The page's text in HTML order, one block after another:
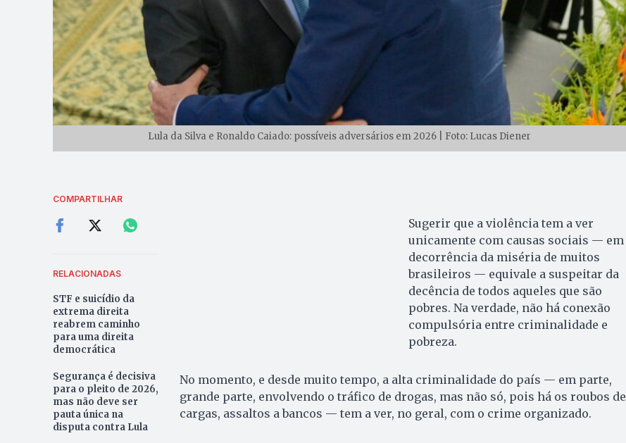
Lula da Silva e Ronaldo Caiado: possíveis adversários em 2026 | Foto: Lucas Diener
COMPARTILHAR
RELACIONADAS
STF e suicídio da
extrema direita
reabrem caminho
para uma direita
democrática
Segurança é decisiva
para o pleito de 2026,
mas não deve ser
pauta única na
disputa contra Lula
Sugerir que a violência tem a ver
unicamente com causas sociais — em
decorrência da miséria de muitos
brasileiros — equivale a suspeitar da
decência de todos aqueles que são
pobres. Na verdade, não há conexão
compulsória entre criminalidade e
pobreza.
No momento, e desde muito tempo, a alta criminalidade do país — em parte,
grande parte, envolvendo o tráfico de drogas, mas não só, pois há os roubos de
cargas, assaltos a bancos — tem a ver, no geral, com o crime organizado.